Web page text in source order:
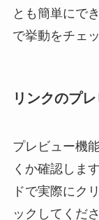
とも簡単にで
で挙動をチェ
リンクのプ
プレビュー機
くか確認しま
ドで実際にク
ックしてくださ